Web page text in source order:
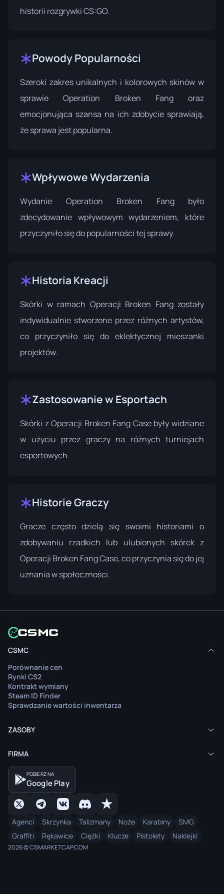
historii rozgrywki CS:GO.
Powody Popularności
Szeroki zakres unikalnych i kolorowych skinów w
sprawie Operation Broken Fang oraz
emocjonująca szansa na ich zdobycie sprawiają,
że sprawa jest popularna.
Wpływowe Wydarzenia
Wydanie Operation Broken Fangbyło
zdecydowanie wpływowym wydarzeniem, które
przyczyniło się do popularności tej sprawy.
Historia Kreacji
Skórki w ramach Operacji Broken Fang zostały
indywidualnie stworzone przez różnych artystów,
co przyczyniło się do eklektycznej mieszanki
projektów.
Zastosowanie w Esportach
Skórki z Operacji Broken Fang Case były widziane
w użyciu przez graczy na różnych turniejach
esportowych.
Historie Graczy
Gracze często dzielą się swoimi historiami o
zdobywaniu rzadkich lub ulubionych skórek z
Operacji Broken Fang Case, co przyczynia się do jej
uznania w społeczności.
CSMC
Porównanie cen
Rynki CS2
Kontrakt wymiany
Steam ID Finder
Sprawdzanie wartości inwentarza
ZASOBY
FIRMA
POBIERZ NA
Google Play
Agenci Skrzynka Talizmany Noże Karabiny
SMG
Graffiti
Rękawice Ciężki Klucze Pistolety Naklejki
2026 © CSMARKETCAP.COM